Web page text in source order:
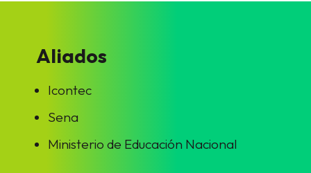
Aliados
Icontec
Sena
Ministerio de Educación Nacional